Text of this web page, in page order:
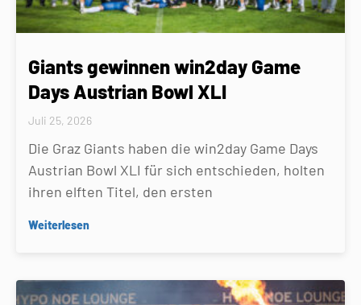
Giants gewinnen win2day Game
Days Austrian Bowl XLI
Juli 25, 2026
Die Graz Giants haben die win2day Game Days
Austrian Bowl XLI für sich entschieden, holten
ihren elften Titel, den ersten
Weiterlesen